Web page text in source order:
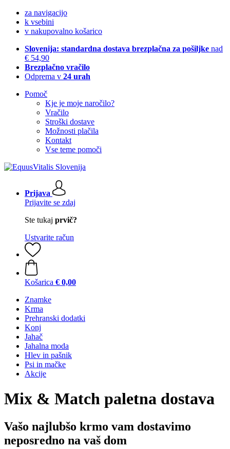
za navigacijo
k vsebini
v nakupovalno košarico
Slovenija: standardna dostava brezplačna za pošiljke nad
€ 54,90
Brezplačno vračilo
Odprema v 24 urah
Pomoč
Kje je moje naročilo?
Vračilo
Stroški dostave
Možnosti plačila
Kontakt
Vse teme pomoči
Prijava
Prijavite se zdaj
Ste tukaj prvič?
Ustvarite račun
Košarica € 0,00
Znamke
Krma
Prehranski dodatki
Konj
Jahač
Jahalna moda
Hlev in pašnik
Psi in mačke
Akcije
Mix & Match paletna dostava
Vašo najlubšo krmo vam dostavimo
neposredno na vaš dom